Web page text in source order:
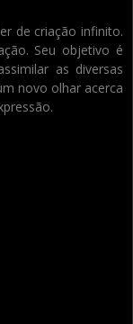
de criação infinito.
Seu objetivo é
as diversas
novo olhar acerca